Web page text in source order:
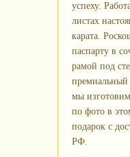
успеху.
листах
карата.
паспарту в
рамой под
мы
по фото в
подарок с
РФ.